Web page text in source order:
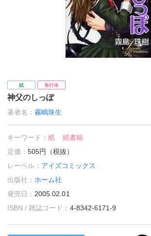
紙 単行本
神父のしっぽ
著者名：霧嶋珠生
キーワード：紙
紙書籍
定価：505円（税抜）
レーベル： アイズコミックス
出版社： ホーム社
発売日： 2005.02.01
ISBN / 雑誌コード： 4-8342-6171-9